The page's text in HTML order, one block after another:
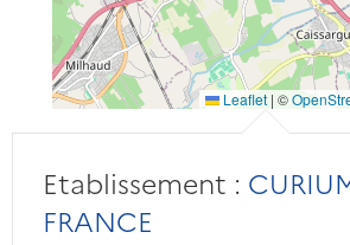
Leaflet | ©
Etablissement :
FRANCE